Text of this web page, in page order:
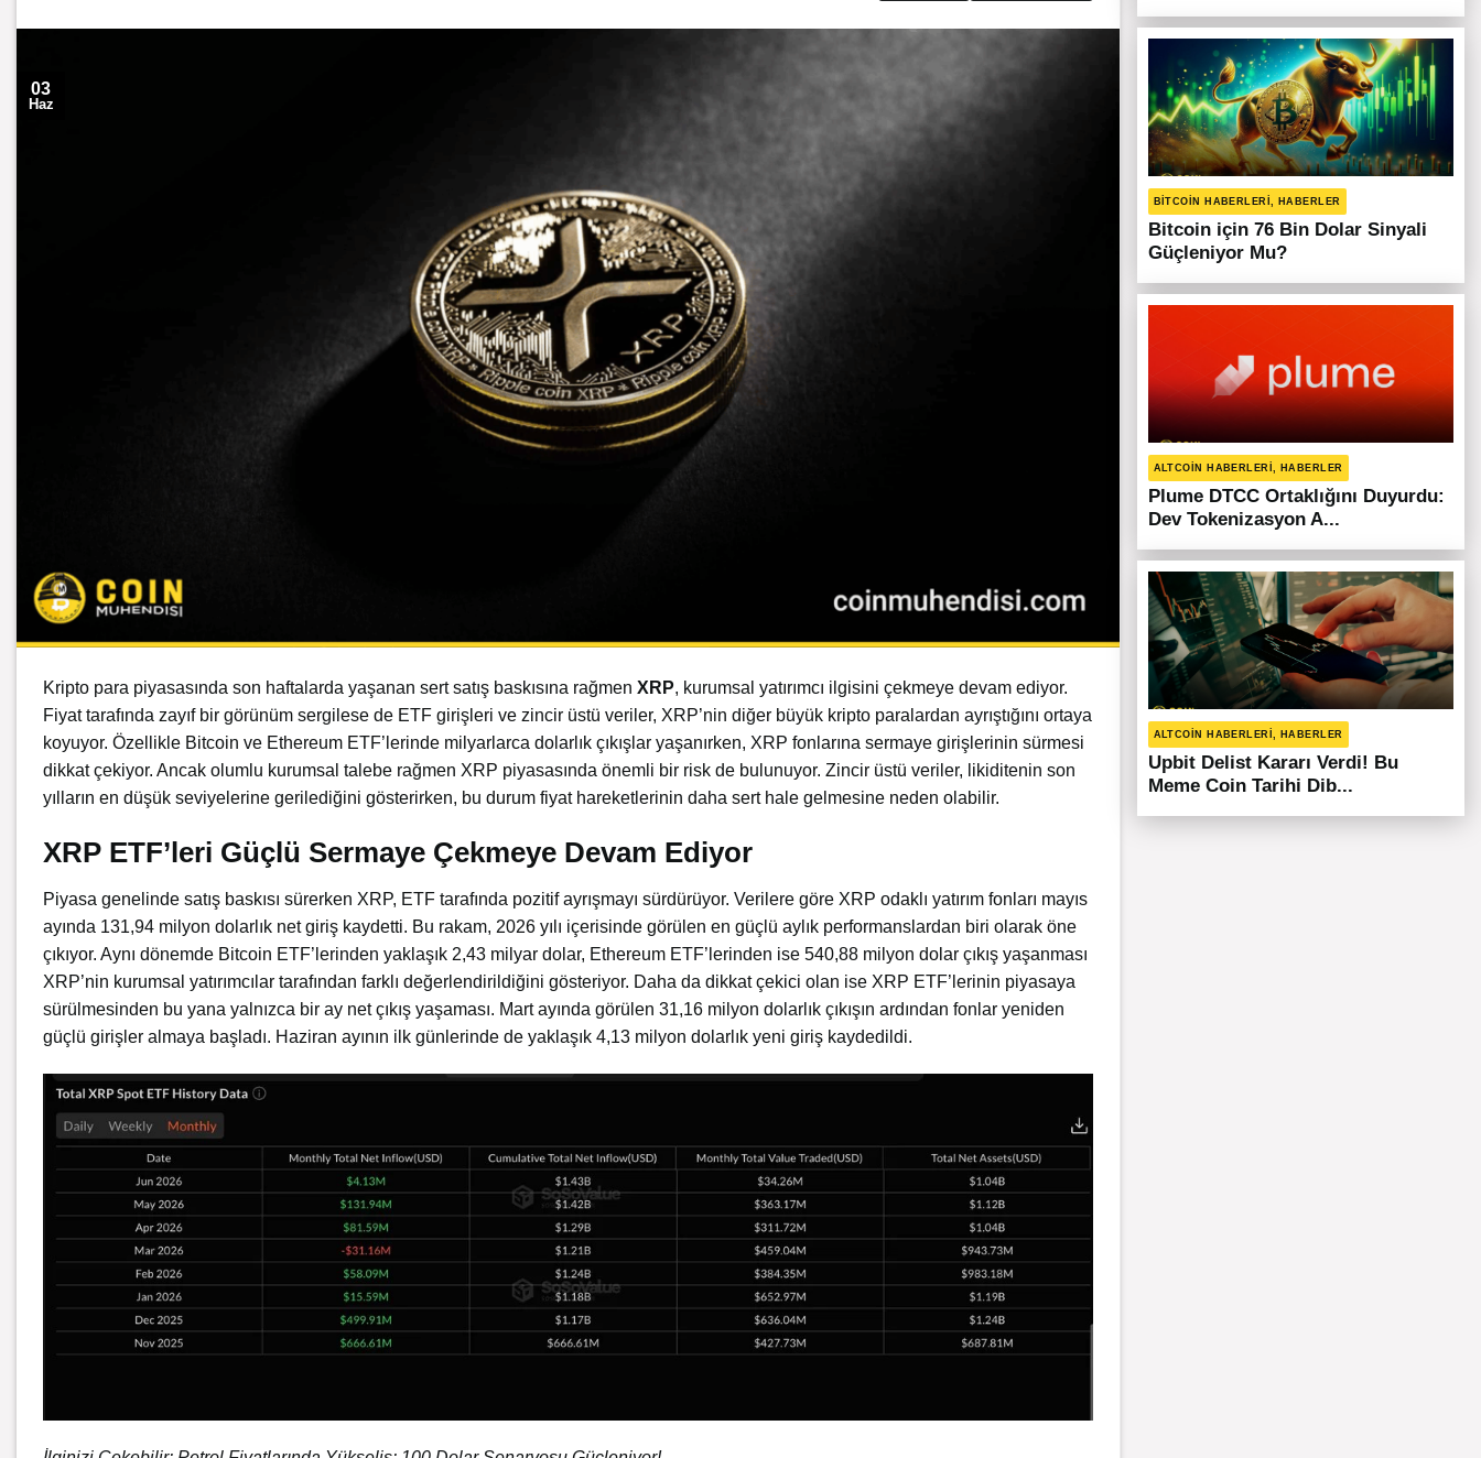
03
Haz
Kripto para piyasasında son haftalarda yaşanan sert satış baskısına rağmen XRP, kurumsal yatırımcı ilgisini çekmeye devam ediyor.
Fiyat tarafında zayıf bir görünüm sergilese de ETF girişleri ve zincir üstü veriler, XRP’nin diğer büyük kripto paralardan ayrıştığını ortaya
koyuyor. Özellikle Bitcoin ve Ethereum ETF’lerinde milyarlarca dolarlık çıkışlar yaşanırken, XRP fonlarına sermaye girişlerinin sürmesi
dikkat çekiyor. Ancak olumlu kurumsal talebe rağmen XRP piyasasında önemli bir risk de bulunuyor. Zincir üstü veriler, likiditenin son
yılların en düşük seviyelerine gerilediğini gösterirken, bu durum fiyat hareketlerinin daha sert hale gelmesine neden olabilir.
XRP ETF’leri Güçlü Sermaye Çekmeye Devam Ediyor
Piyasa genelinde satış baskısı sürerken XRP, ETF tarafında pozitif ayrışmayı sürdürüyor. Verilere göre XRP odaklı yatırım fonları mayıs
ayında 131,94 milyon dolarlık net giriş kaydetti. Bu rakam, 2026 yılı içerisinde görülen en güçlü aylık performanslardan biri olarak öne
çıkıyor. Aynı dönemde Bitcoin ETF’lerinden yaklaşık 2,43 milyar dolar, Ethereum ETF’lerinden ise 540,88 milyon dolar çıkış yaşanması
XRP’nin kurumsal yatırımcılar tarafından farklı değerlendirildiğini gösteriyor. Daha da dikkat çekici olan ise XRP ETF’lerinin piyasaya
sürülmesinden bu yana yalnızca bir ay net çıkış yaşaması. Mart ayında görülen 31,16 milyon dolarlık çıkışın ardından fonlar yeniden
güçlü girişler almaya başladı. Haziran ayının ilk günlerinde de yaklaşık 4,13 milyon dolarlık yeni giriş kaydedildi.
BITCOIN HABERLERI, HABERLER
Bitcoin için 76 Bin Dolar Sinyali
Güçleniyor Mu?
ALTCOIN HABERLERI, HABERLER
Plume DTCC Ortaklığını Duyurdu:
Dev Tokenizasyon A...
ALTCOIN HABERLERI, HABERLER
Upbit Delist Kararı Verdi! Bu
Meme Coin Tarihi Dib...